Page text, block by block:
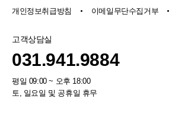
개인정보취급방침 이메일무단수집거부
고객상담실
031.941.9884
평일 09:00 ~ 오후 18:00
토, 일요일 및 공휴일 휴무